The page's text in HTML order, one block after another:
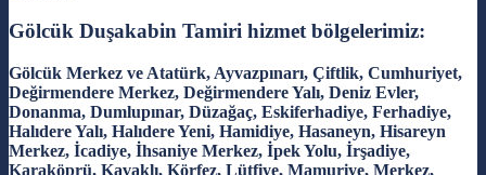
Gölcük Duşakabin Tamiri hizmet bölgelerimiz:
Gölcük Merkez ve Atatürk, Ayvazpınarı, Çiftlik, Cumhuriyet,
Değirmendere Merkez, Değirmendere Yalı, Deniz Evler,
Donanma, Dumlupınar, Düzağaç, Eskiferhadiye, Ferhadiye,
Halıdere Yalı, Halıdere Yeni, Hamidiye, Hasaneyn, Hisareyn
Merkez, İcadiye, İhsaniye Merkez, İpek Yolu, İrşadiye,
Karaköprü, Kavaklı, Körfez, Lütfiye, Mamuriye, Merkez,